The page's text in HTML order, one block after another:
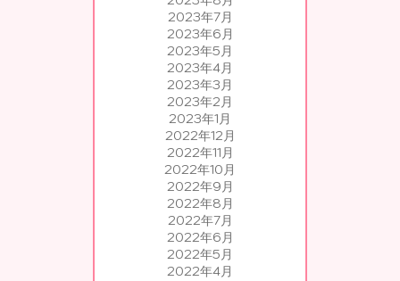
2023年7月
2023年6月
2023年5月
2023年4月
2023年3月
2023年2月
2023年1月
2022年12月
2022年11月
2022年10月
2022年9月
2022年8月
2022年7月
2022年6月
2022年5月
2022年4月